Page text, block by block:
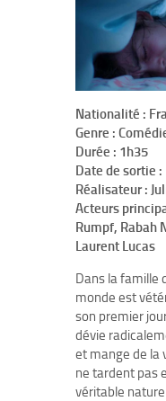
Nationalité :
Genre :
Durée : 1h35
Date de sortie
Réalisateur :
Acteurs
Rumpf, Rabah
Laurent Lucas
Dans la famille
monde est
son premier
dévie
et mange de la
ne tardent pas
véritable